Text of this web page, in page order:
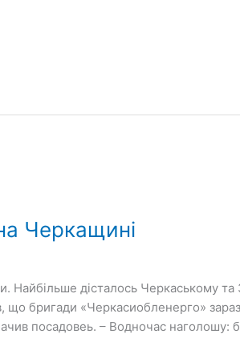
Черкащині
дісталось Черкаському та
що бригади «Черкасиобленерго»
посадовеь. – Водночас наголошу: